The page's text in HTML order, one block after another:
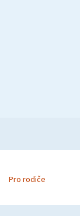
Pro rodiče